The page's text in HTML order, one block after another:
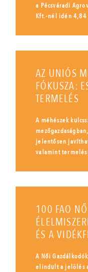
a Pécsváradi
Kft.-nél idén 4,84
AZ UNIÓS
FÓKUSZA:
TERMELÉS
A méhészek
jelentősen
valamint
100 FAO
ÉS A
A Női
elindult a jelölés